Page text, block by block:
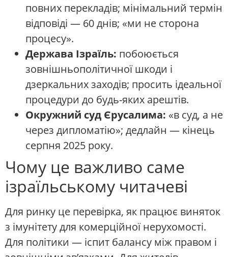
повних перекладів; мінімальний термін
відповіді — 60 днів; «ми не сторона
процесу».
Держава Ізраїль: побоюється
зовнішньополітичної шкоди і
дзеркальних заходів; просить ідеальної
процедури до будь-яких арештів.
Окружний суд Єрусалима: «в суд, а не
через дипломатію»; дедлайн — кінець
серпня 2025 року.
Чому це важливо саме
ізраїльському читачеві
Для ринку це перевірка, як працює виняток
з імунітету для комерційної нерухомості.
Для політики — іспит балансу між правом і